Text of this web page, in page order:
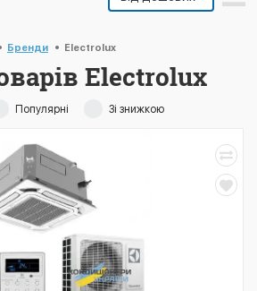
Бренди Electrolux
Electrolux
Популярні Зі знижкою